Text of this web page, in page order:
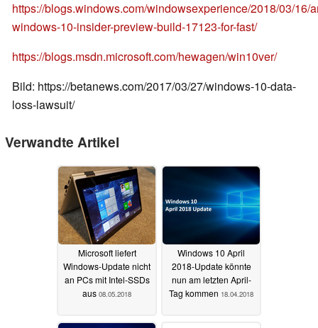
https://blogs.windows.com/windowsexperience/2018/03/16/
windows-10-insider-preview-build-17123-for-fast/
https://blogs.msdn.microsoft.com/hewagen/win10ver/
Bild: https://betanews.com/2017/03/27/windows-10-data-
loss-lawsuit/
Verwandte Artikel
Microsoft liefert
Windows-Update nicht
an PCs mit Intel-SSDs
aus 08.05.2018
Windows 10 April
2018-Update könnte
nun am letzten April-
Tag kommen 18.04.2018